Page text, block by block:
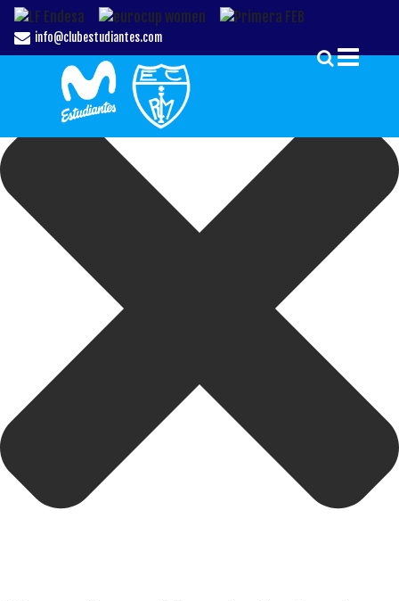
Gestionar el Consentimiento de las Cookies
info@clubestudiantes.com